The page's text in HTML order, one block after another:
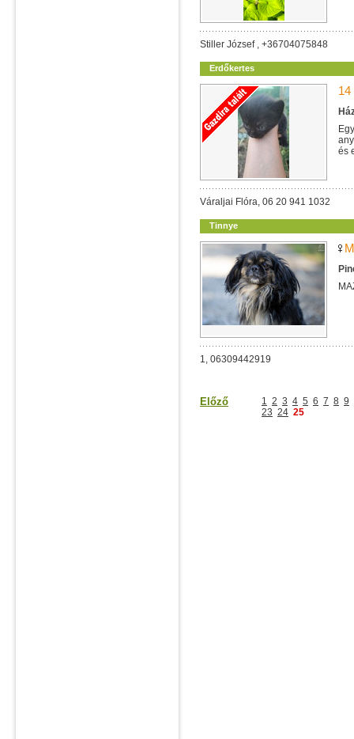
Stiller József , +36704075848
Erdőkertes
és
Váraljai Flóra, 06 20 941 1032
Tinnye
1, 06309442919
Előző 1 2 3 4 5 6 7 8 9
23 24 25